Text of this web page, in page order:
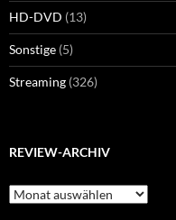
HD-DVD (13)
Sonstige (5)
Streaming (326)
REVIEW-ARCHIV
Review-
Archiv